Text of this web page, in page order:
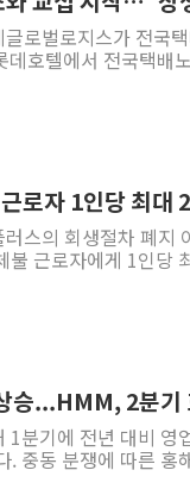
로벌로지스가 전국
호텔에서 전국택배
로자 1인당 최대
스의 회생절차 폐지
불 근로자에게 1인당
승...HMM, 2분기
분기에 전년 대비 영
중동 분쟁에 따른 홍